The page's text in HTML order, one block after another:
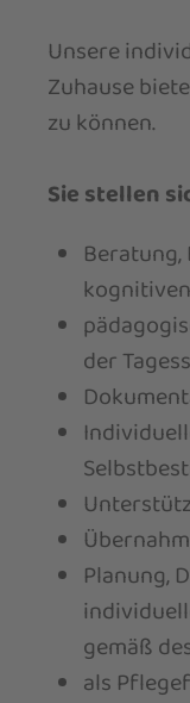
Unsere
Zuhause
zu können.
Sie stellen
der
Planung,
gemäß
als